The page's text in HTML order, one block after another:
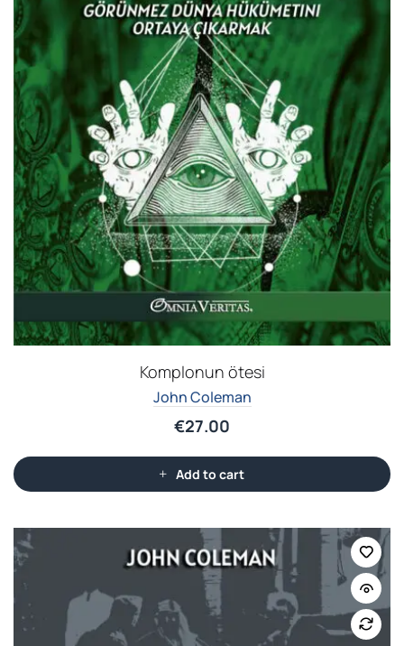
Komplonun ötesi
John Coleman
€27.00
Add to cart